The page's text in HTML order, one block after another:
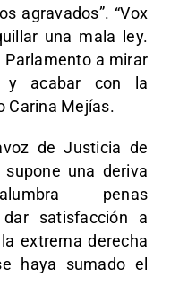
agravados”. “Vox
una mala ley.
Parlamento a mirar
y acabar con la
Carina Mejías.
de Justicia de
supone una deriva
penas
dar satisfacción a
extrema derecha
haya sumado el